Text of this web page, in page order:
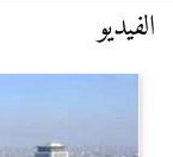
الفيديو